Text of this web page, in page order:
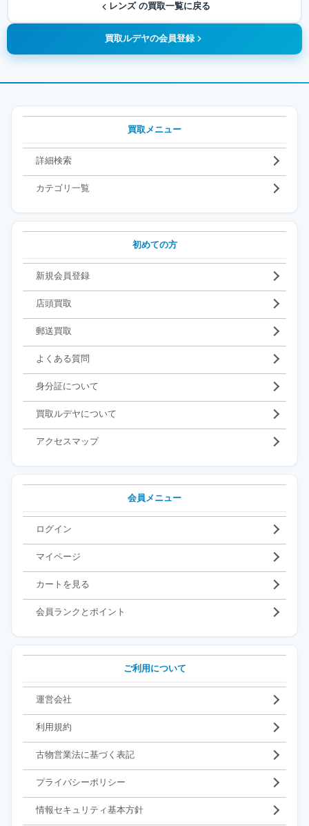
レンズ の買取一覧に戻る
買取ルデヤの会員登録
買取メニュー
詳細検索
カテゴリ一覧
初めての方
新規会員登録
店頭買取
郵送買取
よくある質問
身分証について
買取ルデヤについて
アクセスマップ
会員メニュー
ログイン
マイページ
カートを見る
会員ランクとポイント
ご利用について
運営会社
利用規約
古物営業法に基づく表記
プライバシーポリシー
情報セキュリティ基本方針